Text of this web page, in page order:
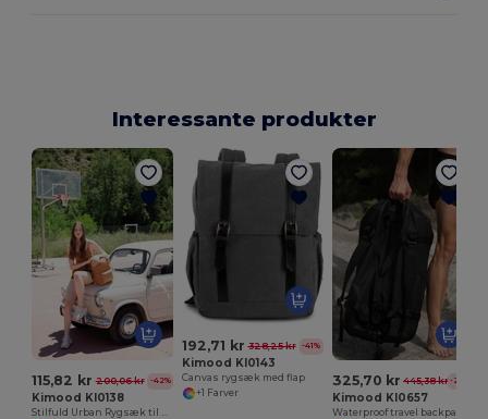
Interessante produkter
115,82 kr 200,06 kr -42%
Kimood KI0138
192,71 kr 328,25 kr -41%
Kimood KI0143
Canvas rygsæk med flap
+1 Farver
325,70 kr 445,38 kr -27%
Kimood KI0657
Waterproof travel backpack